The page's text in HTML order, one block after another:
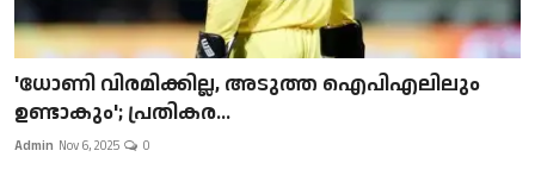
'ധോണി വിരമിക്കില്ല, അടുത്ത ഐപിഎലിലും
ഉണ്ടാകും'; പ്രതികര...
Admin Nov 6, 2025 0